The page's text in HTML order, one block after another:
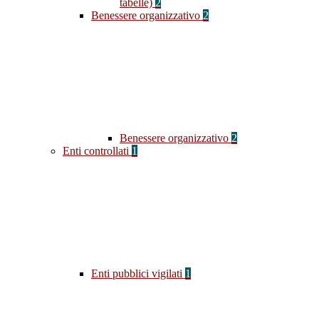
tabelle) 2
Benessere organizzativo 2
Benessere organizzativo 2
Enti controllati 1
Enti pubblici vigilati 1